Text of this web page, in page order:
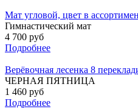
Мат угловой, цвет в
Гимнастический мат
4 700 руб
Подробнее
Верёвочная лесенка 8
ЧЕРНАЯ ПЯТНИЦА
1 460 руб
Подробнее